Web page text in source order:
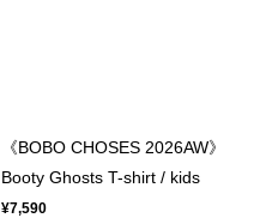
《BOBO CHOSES 2026AW》
Booty Ghosts T-shirt / kids
¥7,590